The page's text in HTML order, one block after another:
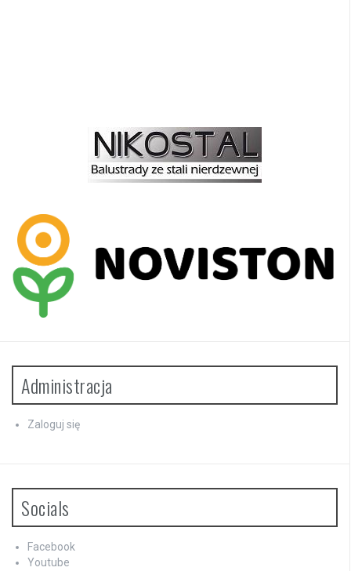
Administracja
Zaloguj się
Socials
Facebook
Youtube